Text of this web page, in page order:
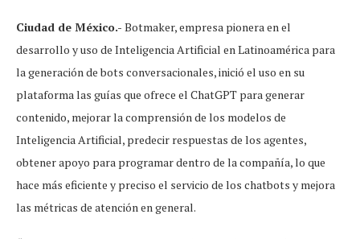
Ciudad de México.- Botmaker, empresa pionera en el
desarrollo y uso de Inteligencia Artificial en Latinoamérica para
la generación de bots conversacionales, inició el uso en su
plataforma las guías que ofrece el ChatGPT para generar
contenido, mejorar la comprensión de los modelos de
Inteligencia Artificial, predecir respuestas de los agentes,
obtener apoyo para programar dentro de la compañía, lo que
hace más eficiente y preciso el servicio de los chatbots y mejora
las métricas de atención en general.